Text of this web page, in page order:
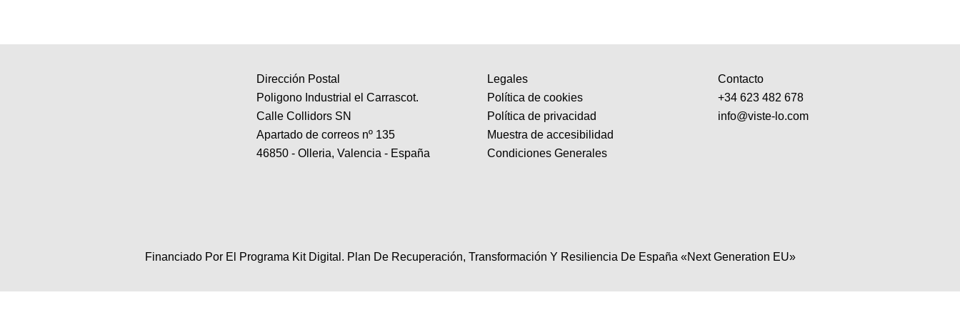
Dirección Postal
Poligono Industrial el Carrascot.
Calle Collidors SN
Apartado de correos nº 135
46850 - Olleria, Valencia - España
Legales
Política de cookies
Política de privacidad
Muestra de accesibilidad
Condiciones Generales
Contacto
+34 623 482 678
info@viste-lo.com
Financiado Por El Programa Kit Digital. Plan De Recuperación, Transformación Y Resiliencia De España «Next Generation EU»